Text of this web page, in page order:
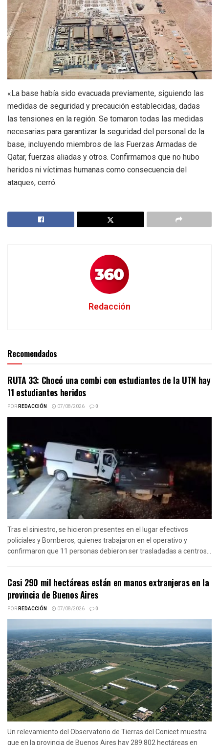
«La base había sido evacuada previamente, siguiendo las
medidas de seguridad y precaución establecidas, dadas
las tensiones en la región. Se tomaron todas las medidas
necesarias para garantizar la seguridad del personal de la
base, incluyendo miembros de las Fuerzas Armadas de
Qatar, fuerzas aliadas y otros. Confirmamos que no hubo
heridos ni víctimas humanas como consecuencia del
ataque», cerró.
Redacción
Recomendados
RUTA 33: Chocó una combi con estudiantes de la UTN hay
11 estudiantes heridos
PORREDACCIÓN 07/08/2026 0
Tras el siniestro, se hicieron presentes en el lugar efectivos
policiales y Bomberos, quienes trabajaron en el operativo y
confirmaron que 11 personas debieron ser trasladadas a centros...
Casi 290 mil hectáreas están en manos extranjeras en la
provincia de Buenos Aires
PORREDACCIÓN 07/08/2026 0
Un relevamiento del Observatorio de Tierras del Conicet muestra
que en la provincia de Buenos Aires hay 289.802 hectáreas en